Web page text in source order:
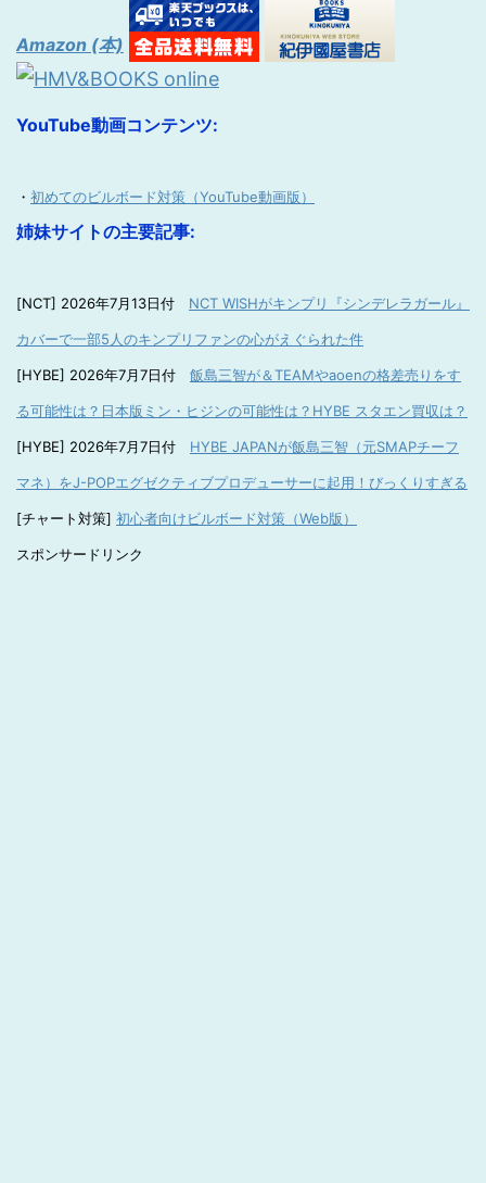
Amazon (本)
YouTube動画コンテンツ:
・ 初めてのビルボード対策（YouTube動画版）
姉妹サイトの主要記事:
[NCT] 2026年7月13日付 NCT WISHがキンプリ『シンデレラガール』
カバーで一部5人のキンプリファンの心がえぐられた件
[HYBE] 2026年7月7日付 飯島三智が＆TEAMやaoenの格差売りをす
る可能性は？日本版ミン・ヒジンの可能性は？HYBE スタエン買収は？
[HYBE] 2026年7月7日付 HYBE JAPANが飯島三智（元SMAPチーフ
マネ）をJ-POPエグゼクティブプロデューサーに起用！びっくりすぎる
[チャート対策] 初心者向けビルボード対策（Web版）
スポンサードリンク